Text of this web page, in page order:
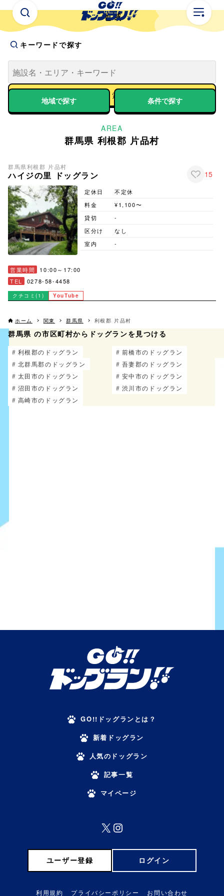
地域
キーワードで探す
地域で探す 条件で探す
AREA
群馬県 利根郡 片品村
群馬県利根郡 片品村
ハイジの里 ドッグラン 15
営業時間
10:00～17:00
TEL
0278-58-4458
クチコミ(1) YouTube
定休日
不定休
料金
¥1,100〜
貸切
-
区分け
なし
室内
-
ホーム 関東 群馬県 利根郡 片品村
群馬県 の市区町村からドッグランを見つける
利根郡のドッグラン
前橋市のドッグラン
北群馬郡のドッグラン
吾妻郡のドッグラン
太田市のドッグラン
安中市のドッグラン
沼田市のドッグラン
渋川市のドッグラン
高崎市のドッグラン
GO!!ドッグランとは？
新着ドッグラン
人気のドッグラン
記事一覧
マイページ
X Instagram
ユーザー登録 ログイン
利用規約 プライバシーポリシー お問い合わせ